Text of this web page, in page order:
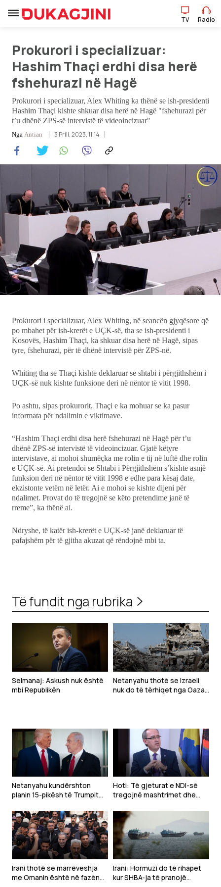
Lajme
Sport
Pikëpamje
Art Jete
Showbiz
Teknologji
Udhëtime
TV Radio
Prokurori i specializuar:
Hashim Thaçi erdhi disa herë
fshehurazi në Hagë
Prokurori i specializuar, Alex Whiting ka thënë se ish-presidenti
Hashim Thaçi kishte shkuar disa herë në Hagë "fshehurazi për
t’u dhënë ZPS-së intervistë të videoincizuar"
Nga Antian 3 Prill, 2023, 11:14
Prokurori i specializuar, Alex Whiting, në seancën gjyqësore që
po mbahet për ish-krerët e UÇK-së, tha se ish-presidenti i
Kosovës, Hashim Thaçi, ka shkuar disa herë në Hagë, sipas
tyre, fshehurazi, për të dhënë intervistë për ZPS-në.
Whiting tha se Thaçi kishte deklaruar se shtabi i përgjithshëm i
UÇK-së nuk kishte funksione deri në nëntor të vitit 1998.
Po ashtu, sipas prokurorit, Thaçi e ka mohuar se ka pasur
informata për ndalimin e viktimave.
“Hashim Thaçi erdhi disa herë fshehurazi në Hagë për t’u
dhënë ZPS-së intervistë të videoincizuar. Gjatë këtyre
intervistave, ai mohoi shumëçka me rolin e tij në luftë dhe rolin
e UÇK-së. Ai pretendoi se Shtabi i Përgjithshëm s’kishte asnjë
funksion deri në nëntor të vitit 1998 e edhe para kësaj date,
ekzistonte vetëm në letër. Ai e mohoi se kishte dijeni për
ndalimet. Provat do të tregojnë se këto pretendime janë të
rreme”, ka thënë ai.
Ndryshe, të katër ish-krerët e UÇK-së janë deklaruar të
pafajshëm për të gjitha akuzat që rëndojnë mbi ta.
Të fundit nga rubrika
Selmanaj: Askush nuk është
mbi Republikën
Netanyahu thotë se Izraeli
nuk do të tërhiqet nga Gaza
Netanyahu kundërshton
planin 15-pikësh të Trumpit
Hoti: Të gjeturat e NDI-së
tregojnë mashtrimet dhe
qeverisje
Irani thotë se marrëveshja
me Omanin është në fazën
Irani: Hormuzi do të rihapet
kur SHBA-ja të pranojë